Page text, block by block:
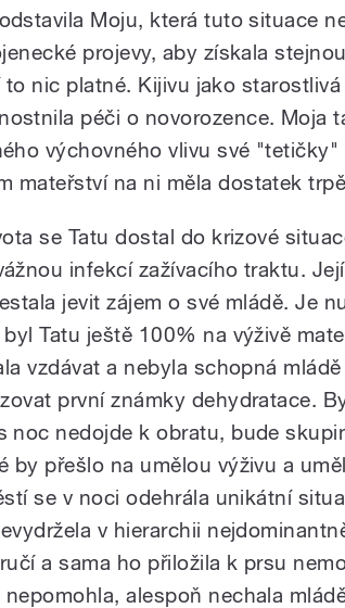
Moju, která tuto situace
projevy, aby získala
nic platné. Kijivu jako
péči o novorozence. Moja
výchovného vlivu své "tetičky"
mateřství na ni měla dostatek
se Tatu dostal do krizové
infekcí zažívacího traktu.
jevit zájem o své mládě. Je
Tatu ještě 100% na výživě
vzdávat a nebyla schopná mládě
první známky dehydratace.
noc nedojde k obratu, bude
by přešlo na umělou výživu a
se v noci odehrála unikátní
v hierarchii
a sama ho přiložila k prsu
alespoň nechala